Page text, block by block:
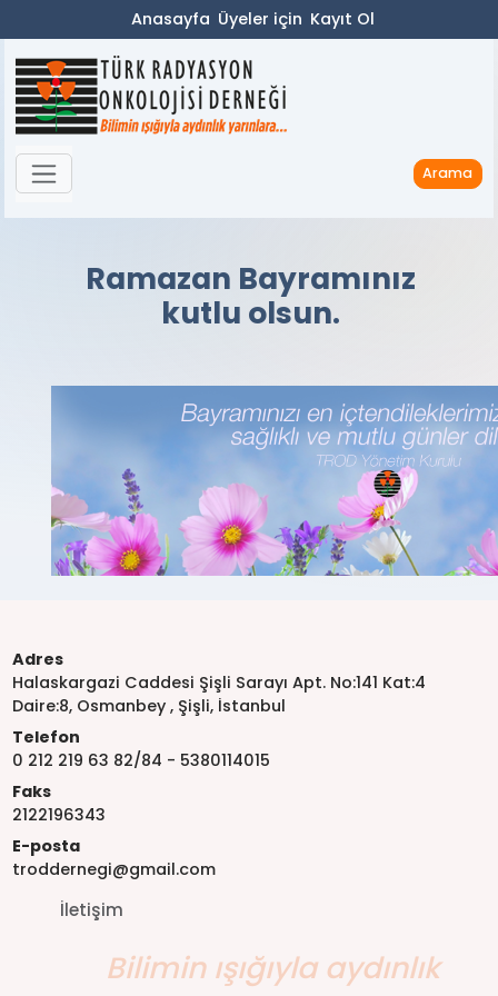
Anasayfa Üyeler için Kayıt Ol
Arama
Ramazan Bayramınız
kutlu olsun.
Adres
Halaskargazi Caddesi Şişli Sarayı Apt. No:141 Kat:4
Daire:8, Osmanbey , Şişli, İstanbul
Telefon
0 212 219 63 82/84 - 5380114015
Faks
2122196343
E-posta
troddernegi@gmail.com
İletişim
Bilimin ışığıyla aydınlık